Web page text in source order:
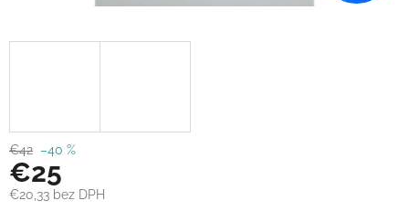
€42 –40 %
€25
€20,33 bez DPH